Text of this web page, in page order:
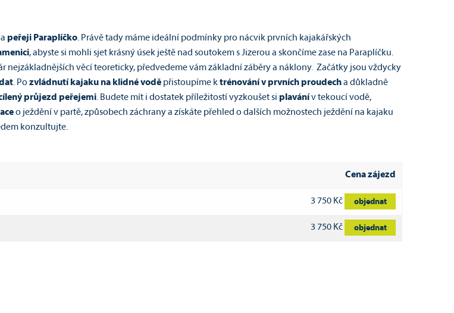
peřeji Paraplíčko. Právě tady máme ideální podmínky pro nácvik prvních kajakářských
, abyste si mohli sjet krásný úsek ještě nad soutokem s Jizerou a skončíme zase na Paraplíčku.
nejzákladnějších věcí teoreticky, předvedeme vám základní záběry a náklony. Začátky jsou vždycky
. Pozvládnutí kajaku na klidné vodě přistoupíme ktrénování v prvních proudecha důkladně
průjezd peřejemi. Budete mít i dostatek příležitostí vyzkoušet si plavánív tekoucí vodě,
o ježdění v partě, způsobech záchrany a získáte přehled o dalších možnostech ježdění na kajaku
konzultujte.
Cena zájezd
3 750 Kč objednat
3 750 Kč objednat